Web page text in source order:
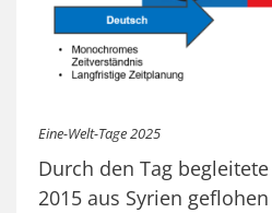
Eine-Welt-Tage 2025
Durch den Tag
2015 aus Syrien